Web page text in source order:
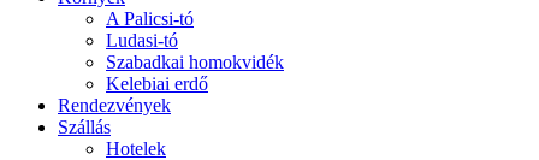
A Palicsi-tó
Ludasi-tó
Szabadkai homokvidék
Kelebiai erdő
Rendezvények
Szállás
Hotelek